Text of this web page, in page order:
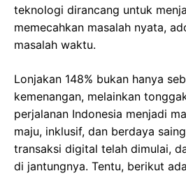
teknologi dirancang untuk
memecahkan masalah nyata,
masalah waktu.
Lonjakan 148% bukan hanya
kemenangan, melainkan
perjalanan Indonesia menjadi
maju, inklusif, dan berdaya
transaksi digital telah dimulai,
di jantungnya. Tentu, berikut